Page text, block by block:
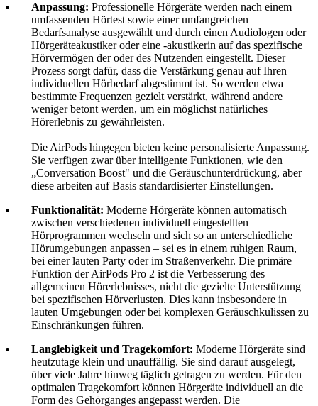
Anpassung: Professionelle Hörgeräte werden nach einem
umfassenden Hörtest sowie einer umfangreichen
Bedarfsanalyse ausgewählt und durch einen Audiologen oder
Hörgeräteakustiker oder eine -akustikerin auf das spezifische
Hörvermögen der oder des Nutzenden eingestellt. Dieser
Prozess sorgt dafür, dass die Verstärkung genau auf Ihren
individuellen Hörbedarf abgestimmt ist. So werden etwa
bestimmte Frequenzen gezielt verstärkt, während andere
weniger betont werden, um ein möglichst natürliches
Hörerlebnis zu gewährleisten.
Die AirPods hingegen bieten keine personalisierte Anpassung.
Sie verfügen zwar über intelligente Funktionen, wie den
„Conversation Boost" und die Geräuschunterdrückung, aber
diese arbeiten auf Basis standardisierter Einstellungen.
Funktionalität: Moderne Hörgeräte können automatisch
zwischen verschiedenen individuell eingestellten
Hörprogrammen wechseln und sich so an unterschiedliche
Hörumgebungen anpassen – sei es in einem ruhigen Raum,
bei einer lauten Party oder im Straßenverkehr. Die primäre
Funktion der AirPods Pro 2 ist die Verbesserung des
allgemeinen Hörerlebnisses, nicht die gezielte Unterstützung
bei spezifischen Hörverlusten. Dies kann insbesondere in
lauten Umgebungen oder bei komplexen Geräuschkulissen zu
Einschränkungen führen.
Langlebigkeit und Tragekomfort: Moderne Hörgeräte sind
heutzutage klein und unauffällig. Sie sind darauf ausgelegt,
über viele Jahre hinweg täglich getragen zu werden. Für den
optimalen Tragekomfort können Hörgeräte individuell an die
Form des Gehörganges angepasst werden. Die